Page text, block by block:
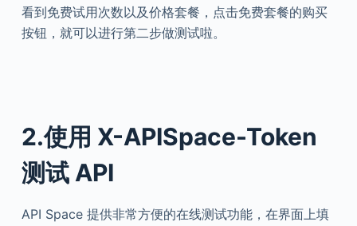
看到免费试用次数以及价格套餐，点击免费套餐的购买
按钮，就可以进行第二步做测试啦。
2.使用 X-APISpace-Token
测试 API
API Space 提供非常方便的在线测试功能，在界面上填